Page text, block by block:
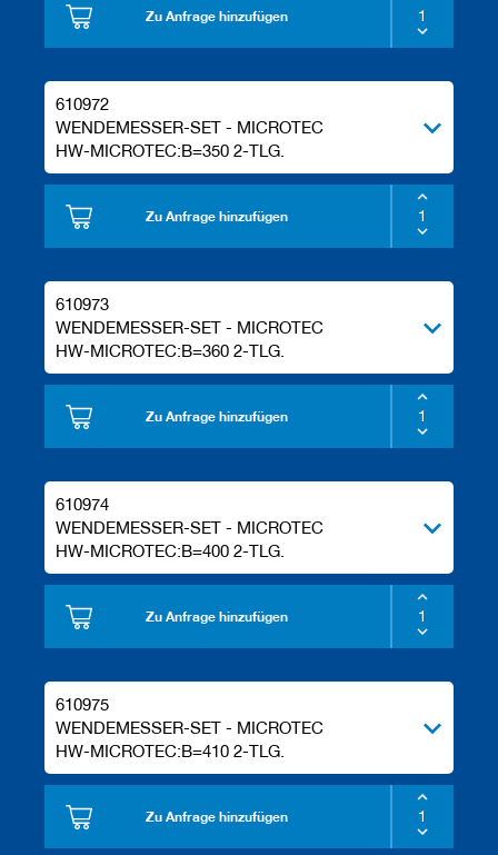
Zu Anfrage hinzufügen
610972
WENDEMESSER-SET - MICROTEC
HW-MICROTEC:B=350 2-TLG.
Zu Anfrage hinzufügen
610973
WENDEMESSER-SET - MICROTEC
HW-MICROTEC:B=360 2-TLG.
Zu Anfrage hinzufügen
610974
WENDEMESSER-SET - MICROTEC
HW-MICROTEC:B=400 2-TLG.
Zu Anfrage hinzufügen
610975
WENDEMESSER-SET - MICROTEC
HW-MICROTEC:B=410 2-TLG.
Zu Anfrage hinzufügen